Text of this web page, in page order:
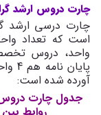
چارت دروس ارشد
چارت درسی ارشد
آورده شده است:
جدول چارت دروس